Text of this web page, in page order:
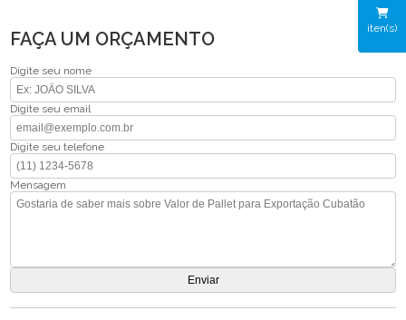
iten(s)
FAÇA UM ORÇAMENTO
Digite seu nome
Digite seu email
Digite seu telefone
Mensagem